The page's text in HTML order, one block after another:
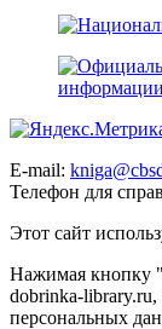
E-mail:
Телефон для
Этот сайт
Нажимая кнопку
dobrinka-library.ru,
персональных